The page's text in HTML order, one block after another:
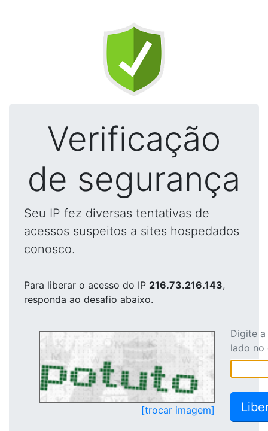
Verificação
de segurança
Seu IP fez diversas tentativas de
acessos suspeitos a sites hospedados
conosco.
Para liberar o acesso do IP 216.73.216.143,
responda ao desafio abaixo.
[trocar imagem]
Digite
lado no